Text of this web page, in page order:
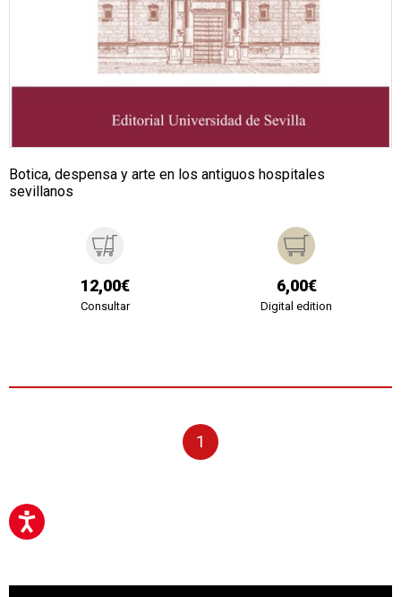
Botica, despensa y arte en los antiguos hospitales
sevillanos
12,00€
Consultar
6,00€
Digital edition
1